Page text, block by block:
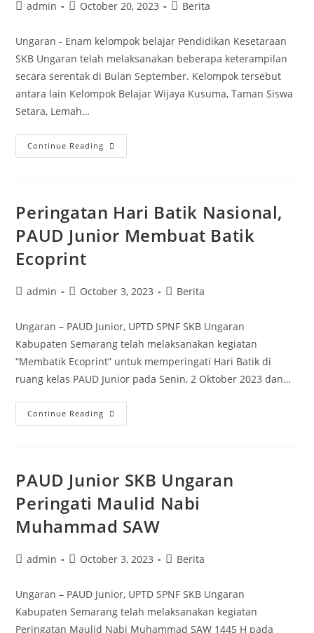
Postadmin
PostOctober 20, 2023
PostBerita
Ungaran - Enam kelompok belajar Pendidikan Kesetaraan
SKB Ungaran telah melaksanakan beberapa keterampilan
secara serentak di Bulan September. Kelompok tersebut
antara lain Kelompok Belajar Wijaya Kusuma, Taman Siswa
Setara, Lemah…
Continue Reading
Keterampilan
Belajar
Kesetaraan
Peringatan Hari Batik Nasional,
PAUD Junior Membuat Batik
Ecoprint
Postadmin
PostOctober 3, 2023
PostBerita
Ungaran – PAUD Junior, UPTD SPNF SKB Ungaran
Kabupaten Semarang telah melaksanakan kegiatan
“Membatik Ecoprint” untuk memperingati Hari Batik di
ruang kelas PAUD Junior pada Senin, 2 Oktober 2023 dan…
Continue Reading
Hari
PAUD
Junior
Batik
PAUD Junior SKB Ungaran
Peringati Maulid Nabi
Muhammad SAW
Postadmin
PostOctober 3, 2023
PostBerita
Ungaran – PAUD Junior, UPTD SPNF SKB Ungaran
Kabupaten Semarang telah melaksanakan kegiatan
Peringatan Maulid Nabi Muhammad SAW 1445 H pada